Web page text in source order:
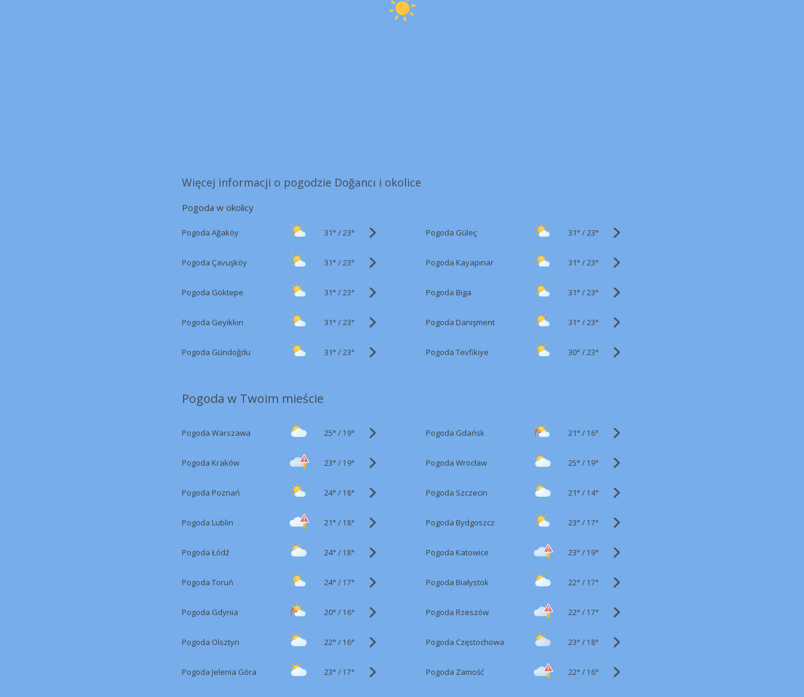
Więcej informacji o pogodzie Doğancı i okolice
Pogoda w okolicy
Pogoda Ağaköy 31° /23° Pogoda Güleç 31° /23°
Pogoda Çavuşköy 31° /23° Pogoda Kayapınar 31° /23°
Pogoda Göktepe 31° /23° Pogoda Biga 31° /23°
Pogoda Geyikkırı 31° /23° Pogoda Danişment 31° /23°
Pogoda Gündoğdu 31° /23° Pogoda Tevfikiye 30° /23°
Pogoda w Twoim mieście
Pogoda Warszawa 25° / 19° Pogoda Gdańsk 21° / 16°
Pogoda Kraków 23° / 19° Pogoda Wrocław 25° / 19°
Pogoda Poznań 24° / 18° Pogoda Szczecin 21° / 14°
Pogoda Lublin 21° / 18° Pogoda Bydgoszcz 23° / 17°
Pogoda Łódź 24° / 18° Pogoda Katowice 23° / 19°
Pogoda Toruń 24° / 17° Pogoda Białystok 22° / 17°
Pogoda Gdynia 20° / 16° Pogoda Rzeszów 22° / 17°
Pogoda Olsztyn 22° / 16° Pogoda Częstochowa 23° / 18°
Pogoda Jelenia Góra 23° / 17° Pogoda Zamość 22° / 16°